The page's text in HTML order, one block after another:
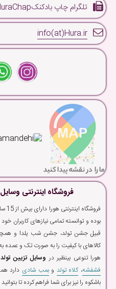
تلگرام چاپ بادکنکHuraChap@
info(at)Hura.ir
فروشگاه اینترنتی
فروشگاه اینترنتی هورا دارای بیش از 15 سال سابقه در زمینه
بوده و توانسته تمامی نیازهای کاربران
قبیل جشن تولد، جشن شب یلدا و
کالاهای با کیفیت را به صورت تک و عمده
هورا تنوعی بینظیر در وسایل تزیین تولد
فشفشه،کلاه تولد وبمب شادی دارد
باشکوه را نیز برای شما فراهم کرده تا بتوانید